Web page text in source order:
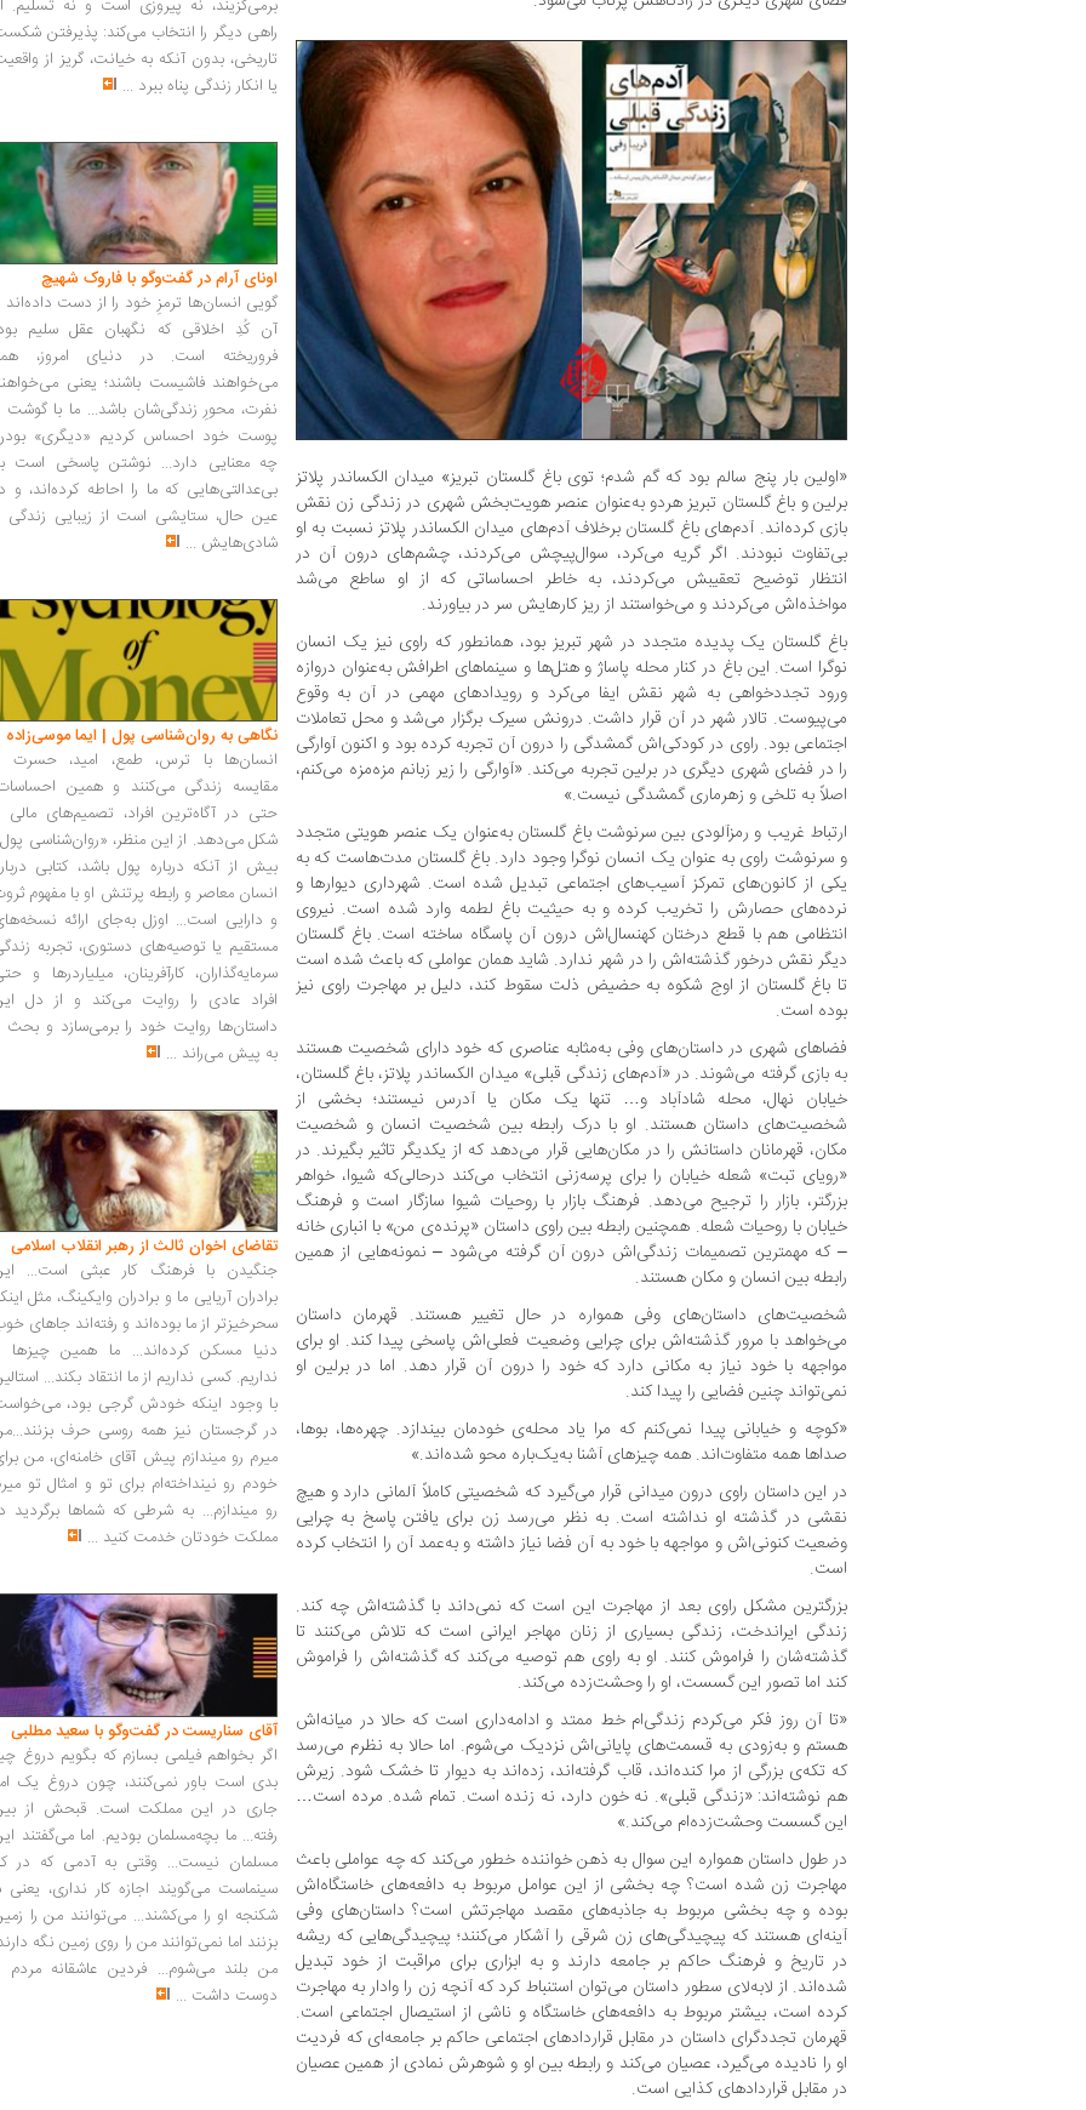
«اولین بار پنج سالم بود که گم شدم؛ توی باغ گلستان تبریز» میدان الکساندر پلاتز
برلین و باغ گلستان تبریز هردو به‌عنوان عنصر هویت‌بخش شهری در زندگی زن نقش
بازی کرده‌اند. آدم‌های باغ گلستان برخلاف آدم‌های میدان الکساندر پلاتز نسبت به او
بی‌تفاوت نبودند. اگر گریه می‌کرد، سوال‌پیچش می‌کردند، چشم‌های درون آن در
انتظار توضیح تعقیبش می‌کردند، به خاطر احساساتی که از او ساطع می‌شد
مواخذه‌اش می‌کردند و می‌خواستند از ریز کارهایش سر در بیاورند.
باغ گلستان یک پدیده متجدد در شهر تبریز بود، همانطور که راوی نیز یک انسان
نوگرا است. این باغ در کنار محله پاساژ و هتل‌ها و سینماهای اطرافش به‌عنوان دروازه
ورود تجددخواهی به شهر نقش ایفا می‌کرد و رویدادهای مهمی در آن به وقوع
می‌پیوست. تالار شهر در آن قرار داشت. درونش سیرک برگزار می‌شد و محل تعاملات
اجتماعی بود. راوی در کودکی‌اش گمشدگی را درون آن تجربه کرده بود و اکنون آوارگی
را در فضای شهری دیگری در برلین تجربه می‌کند. «آوارگی را زیر زبانم مزه‌مزه می‌کنم،
اصلاً به تلخی و زهرماری گمشدگی نیست.»
ارتباط غریب و رمزآلودی بین سرنوشت باغ گلستان به‌عنوان یک عنصر هویتی متجدد
و سرنوشت راوی به عنوان یک انسان نوگرا وجود دارد. باغ گلستان مدت‌هاست که به
یکی از کانون‌های تمرکز آسیب‌های اجتماعی تبدیل شده است. شهرداری دیوارها و
نرده‌های حصارش را تخریب کرده و به حیثیت باغ لطمه وارد شده است. نیروی
انتظامی هم با قطع درختان کهنسال‌اش درون آن پاسگاه ساخته است. باغ گلستان
دیگر نقش درخور گذشته‌اش را در شهر ندارد. شاید همان عواملی که باعث شده است
تا باغ گلستان از اوج شکوه به حضیض ذلت سقوط کند، دلیل بر مهاجرت راوی نیز
بوده است.
فضاهای شهری در داستان‌های وفی به‌مثابه عناصری که خود دارای شخصیت هستند
به بازی گرفته می‌شوند. در «آدم‌های زندگی قبلی» میدان الکساندر پلاتز، باغ گلستان،
خیابان نهال، محله شادآباد و… تنها یک مکان یا آدرس نیستند؛ بخشی از
شخصیت‌های داستان هستند. او با درک رابطه بین شخصیت انسان و شخصیت
مکان، قهرمانان داستانش را در مکان‌هایی قرار می‌دهد که از یکدیگر تاثیر بگیرند. در
«رویای تبت» شعله خیابان را برای پرسه‌زنی انتخاب می‌کند درحالی‌که شیوا، خواهر
بزرگتر، بازار را ترجیح می‌دهد. فرهنگ بازار با روحیات شیوا سازگار است و فرهنگ
خیابان با روحیات شعله. همچنین رابطه بین راوی داستان «پرنده‌ی من» با انباری خانه
– که مهمترین تصمیمات زندگی‌اش درون آن گرفته می‌شود – نمونه‌هایی از همین
رابطه بین انسان و مکان هستند.
شخصیت‌های داستان‌های وفی همواره در حال تغییر هستند. قهرمان داستان
می‌خواهد با مرور گذشته‌اش برای چرایی وضعیت فعلی‌اش پاسخی پیدا کند. او برای
مواجهه با خود نیاز به مکانی دارد که خود را درون آن قرار دهد. اما در برلین او
نمی‌تواند چنین فضایی را پیدا کند.
«کوچه و خیابانی پیدا نمی‌کنم که مرا یاد محله‌ی خودمان بیندازد. چهره‌ها، بوها،
صداها همه متفاوت‌اند. همه چیزهای آشنا به‌یک‌باره محو شده‌اند.»
در این داستان راوی درون میدانی قرار می‌گیرد که شخصیتی کاملاً آلمانی دارد و هیچ
نقشی در گذشته او نداشته است. به نظر می‌رسد زن برای یافتن پاسخ به چرایی
وضعیت کنونی‌اش و مواجهه با خود به آن فضا نیاز داشته و به‌عمد آن را انتخاب کرده
است.
بزرگترین مشکل راوی بعد از مهاجرت این است که نمی‌داند با گذشته‌اش چه کند.
زندگی ایراندخت، زندگی بسیاری از زنان مهاجر ایرانی است که تلاش می‌کنند تا
گذشته‌شان را فراموش کنند. او به راوی هم توصیه می‌کند که گذشته‌اش را فراموش
کند اما تصور این گسست، او را وحشت‌زده می‌کند.
«تا آن روز فکر می‌کردم زندگی‌ام خط ممتد و ادامه‌داری است که حالا در میانه‌اش
هستم و به‌زودی به قسمت‌های پایانی‌اش نزدیک می‌شوم. اما حالا به نظرم می‌رسد
که تکه‌ی بزرگی از مرا کنده‌اند، قاب گرفته‌اند، زده‌اند به دیوار تا خشک شود. زیرش
هم نوشته‌اند: «زندگی قبلی». نه خون دارد، نه زنده است. تمام شده. مرده است…
این گسست وحشت‌زده‌ام می‌کند.»
در طول داستان همواره این سوال به ذهن خواننده خطور می‌کند که چه عواملی باعث
مهاجرت زن شده است؟ چه بخشی از این عوامل مربوط به دافعه‌های خاستگاه‌اش
بوده و چه بخشی مربوط به جاذبه‌های مقصد مهاجرتش است؟ داستان‌های وفی
آینه‌ای هستند که پیچیدگی‌های زن شرقی را آشکار می‌کنند؛ پیچیدگی‌هایی که ریشه
در تاریخ و فرهنگ حاکم بر جامعه دارند و به ابزاری برای مراقبت از خود تبدیل
شده‌اند. از لابه‌لای سطور داستان می‌توان استنباط کرد که آنچه زن را وادار به مهاجرت
کرده است، بیشتر مربوط به دافعه‌های خاستگاه و ناشی از استیصال اجتماعی است.
قهرمان تجددگرای داستان در مقابل قراردادهای اجتماعی حاکم بر جامعه‌ای که فردیت
او را نادیده می‌گیرد، عصیان می‌کند و رابطه بین او و شوهرش نمادی از همین عصیان
در مقابل قراردادهای کذایی است.
برمی‌گزیند، نه پیروزی است و نه تسلیم.
راهی دیگر را انتخاب می‌کند: پذیرفتن
تاریخی، بدون آنکه به خیانت، گریز از
یا انکار زندگی پناه ببرد ...
اونای آرام در گفت‌وگو با فاروک شهیچ‭
گویی انسان‌ها ترمزِ خود را از دست داده‌اند
آن کُدِ اخلاقی که نگهبان عقل سلیم
فروریخته است. در دنیای امروز،
می‌خواهند فاشیست باشند؛ یعنی
نفرت، محورِ زندگی‌شان باشد... ما با گوشت
پوست خود احساس کردیم «دیگری»
چه معنایی دارد... نوشتن پاسخی است
بی‌عدالتی‌هایی که ما را احاطه کرده‌اند، و
عین حال، ستایشی است از زیبایی زندگی
شادی‌هایش ...
نگاهی به روان‌شناسی پول | ایما موسی‌زاده
انسان‌ها با ترس، طمع، امید، حسرت
مقایسه زندگی می‌کنند و همین
حتی در آگاه‌ترین افراد، تصمیم‌های مالی
شکل می‌دهد. از این منظر، «روان‌شناسی
بیش از آنکه درباره پول باشد، کتابی
انسان معاصر و رابطه پرتنش او با مفهوم
و دارایی است... اوزل به‌جای ارائه
مستقیم یا توصیه‌های دستوری، تجربه
سرمایه‌گذاران، کارآفرینان، میلیاردرها و
افراد عادی را روایت می‌کند و از دل
داستان‌ها روایت خود را برمی‌سازد و بحث
به پیش می‌راند ...
تقاضای اخوان ثالث از رهبر انقلاب اسلامی
جنگیدن با فرهنگ کار عبثی است...
برادران آریایی ما و برادران وایکینگ، مثل
سحرخیزتر از ما بوده‌اند و رفته‌اند جاهای
دنیا مسکن کرده‌اند... ما همین چیزها
نداریم. کسی نداریم از ما انتقاد بکند...
با وجود اینکه خودش گرجی بود،
در گرجستان نیز همه روسی حرف
میرم رو میندازم پیش آقای خامنه‌ای، من
خودم رو نینداخته‌ام برای تو و امثال تو
رو میندازم... به شرطی که شماها برگردید
مملکت خودتان خدمت کنید ...
آقای سناریست در گفت‌وگو با سعید مطلبی
اگر بخواهم فیلمی بسازم که بگویم دروغ
بدی است باور نمی‌کنند، چون دروغ یک
جاری در این مملکت است. قبحش از
رفته... ما بچه‌مسلمان بودیم. اما می‌گفتند
مسلمان نیست... وقتی به آدمی که در
سینماست می‌گویند اجازه کار نداری، یعنی
شکنجه او را می‌کشند... می‌توانند من را
بزنند اما نمی‌توانند من را روی زمین نگه
من بلند می‌شوم... فردین عاشقانه مردم
دوست داشت ...